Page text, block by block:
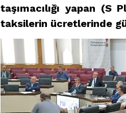
taşımacılığı yapan
taksilerin ücretlerinde